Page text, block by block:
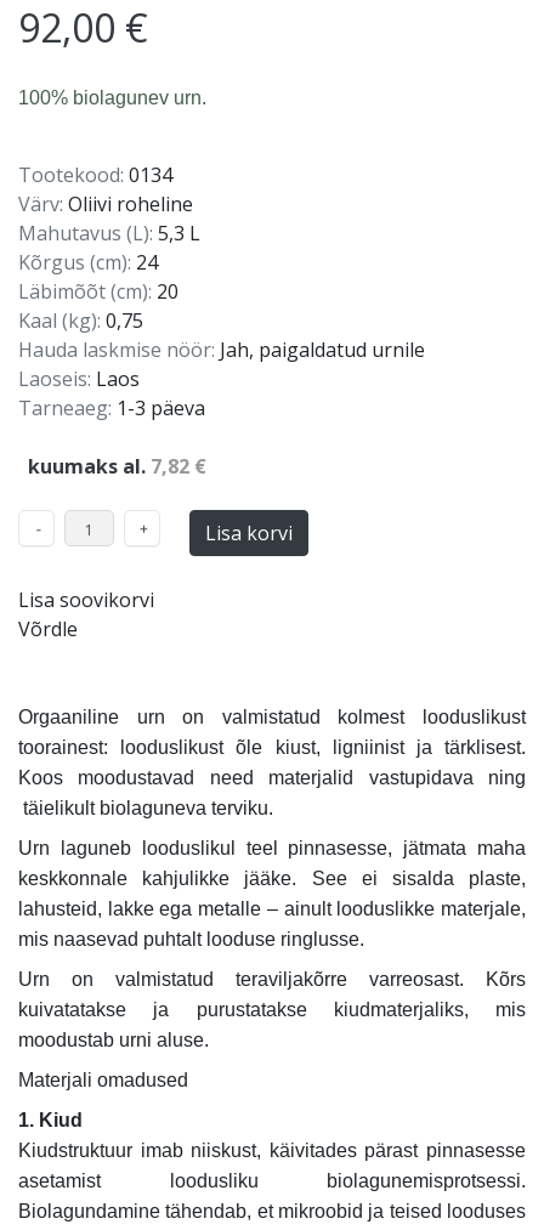
92,00 €
100% biolagunev urn.
Tootekood: 0134
Värv: Oliivi roheline
Mahutavus (L): 5,3 L
Kõrgus (cm): 24
Läbimõõt (cm): 20
Kaal (kg): 0,75
Hauda laskmise nöör: Jah, paigaldatud urnile
Laoseis: Laos
Tarneaeg: 1-3 päeva
kuumaks al. 7,82 €
Lisa korvi
Lisa soovikorvi
Võrdle
Orgaaniline urn on valmistatud kolmest looduslikust
toorainest: looduslikust õle kiust, ligniinist ja tärklisest.
Koos moodustavad need materjalid vastupidava ning
täielikult biolaguneva terviku.
Urn laguneb looduslikul teel pinnasesse, jätmata maha
keskkonnale kahjulikke jääke. See ei sisalda plaste,
lahusteid, lakke ega metalle – ainult looduslikke materjale,
mis naasevad puhtalt looduse ringlusse.
Urn on valmistatud teraviljakõrre varreosast. Kõrs
kuivatatakse ja purustatakse kiudmaterjaliks, mis
moodustab urni aluse.
Materjali omadused
1. Kiud
Kiudstruktuur imab niiskust, käivitades pärast pinnasesse
asetamist loodusliku biolagunemisprotsessi.
Biolagundamine tähendab, et mikroobid ja teised looduses